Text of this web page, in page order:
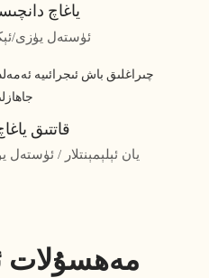
ياغاچ
ئۈستەل يۈزى/
قاتتىق
يان ئېلېمېنتلار / ئۈستەل
مەھسۇلات